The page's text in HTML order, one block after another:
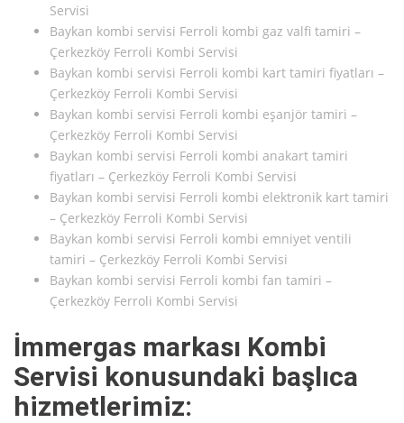
Servisi
Baykan kombi servisi Ferroli kombi gaz valfi tamiri –
Çerkezköy Ferroli Kombi Servisi
Baykan kombi servisi Ferroli kombi kart tamiri fiyatları –
Çerkezköy Ferroli Kombi Servisi
Baykan kombi servisi Ferroli kombi eşanjör tamiri –
Çerkezköy Ferroli Kombi Servisi
Baykan kombi servisi Ferroli kombi anakart tamiri
fiyatları – Çerkezköy Ferroli Kombi Servisi
Baykan kombi servisi Ferroli kombi elektronik kart tamiri
– Çerkezköy Ferroli Kombi Servisi
Baykan kombi servisi Ferroli kombi emniyet ventili
tamiri – Çerkezköy Ferroli Kombi Servisi
Baykan kombi servisi Ferroli kombi fan tamiri –
Çerkezköy Ferroli Kombi Servisi
İmmergas markası Kombi
Servisi konusundaki başlıca
hizmetlerimiz: